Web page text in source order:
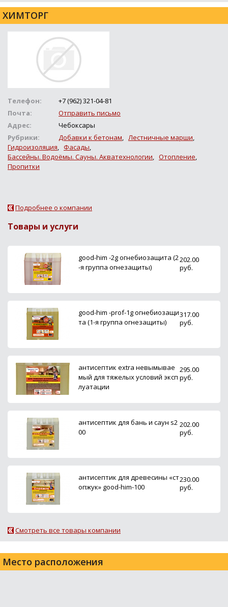
ХИМТОРГ
Телефон:
+7 (962) 321-04-81
Почта:
Отправить письмо
Адрес:
Чебоксары
Рубрики:
Добавки к бетонам, Лестничные марши,
Гидроизоляция, Фасады,
Бассейны. Водоёмы. Сауны. Акватехнологии, Отопление,
Пропитки
Подробнее о компании
Товары и услуги
good-him -2g огнебиозащита (2
-я группа огнезащиты)
202.00
руб.
good-him -prof-1g огнебиозащи
та (1-я группа огнезащиты)
317.00
руб.
антисептик extra невымывае
мый для тяжелых условий эксп
луатации
295.00
руб.
антисептик для бань и саун s2
00
202.00
руб.
антисептик для древесины «ст
опжук» good-him-100
230.00
руб.
Смотреть все товары компании
Место расположения